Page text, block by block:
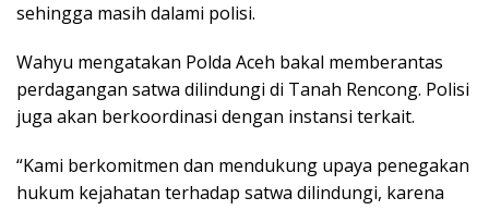
sehingga masih dalami polisi.
Wahyu mengatakan Polda Aceh bakal memberantas
perdagangan satwa dilindungi di Tanah Rencong. Polisi
juga akan berkoordinasi dengan instansi terkait.
“Kami berkomitmen dan mendukung upaya penegakan
hukum kejahatan terhadap satwa dilindungi, karena